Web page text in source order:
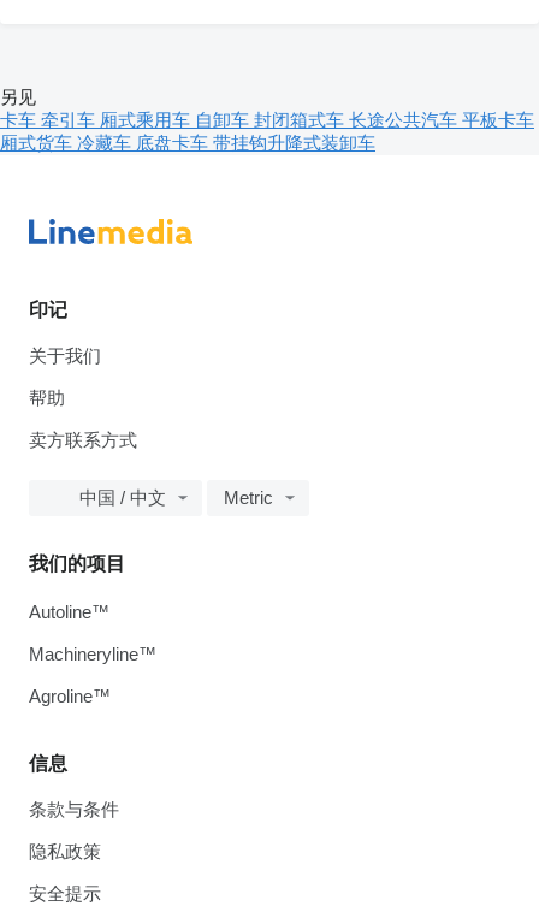
另见
卡车 牵引车 厢式乘用车 自卸车 封闭箱式车 长途公共汽车 平板卡车
厢式货车 冷藏车 底盘卡车 带挂钩升降式装卸车
印记
关于我们
帮助
卖方联系方式
中国 / 中文 Metric
信息
条款与条件
隐私政策
安全提示
我们的项目
Autoline™
Machineryline™
Agroline™